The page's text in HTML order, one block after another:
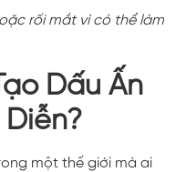
rối mắt vì có thể làm
Dấu Ấn
một thế giới mà ai